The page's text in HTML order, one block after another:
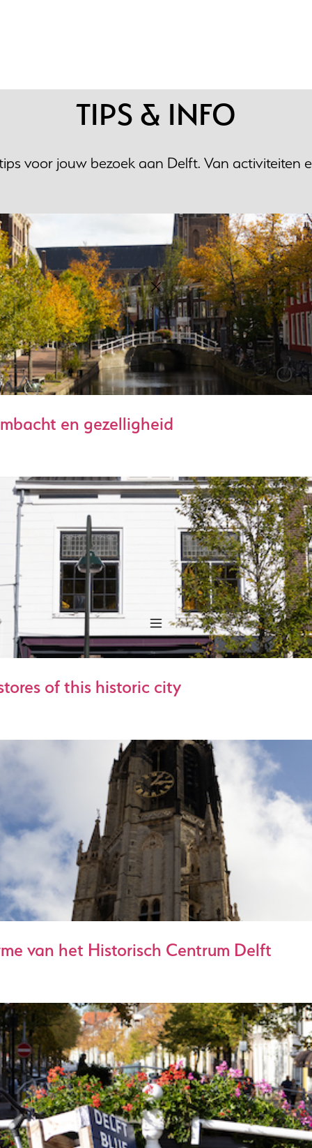
TIPS & INFO
voor jouw bezoek aan Delft. Van activiteiten
en gezelligheid
of this historic city
van het Historisch Centrum Delft